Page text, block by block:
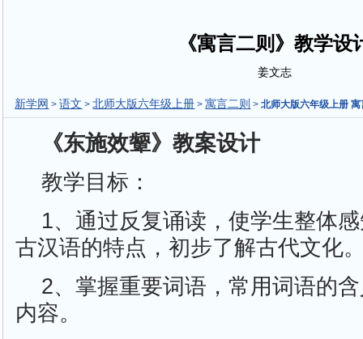
《寓言二则》教学设
姜文志
新学网 >语文 >北师大版六年级上册 >寓言二则 >北师大版六年级上册
《东施效颦》教案设计
教学目标：
1、通过反复诵读，使学生整体
古汉语的特点，初步了解古代文化
2、掌握重要词语，常用词语的
内容。